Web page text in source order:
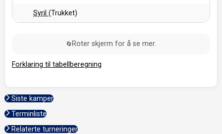
Syril(Trukket)
🔄 Roter skjerm for å se mer.
Forklaring til tabellberegning
Siste kamper
Terminliste
Relaterte turneringer